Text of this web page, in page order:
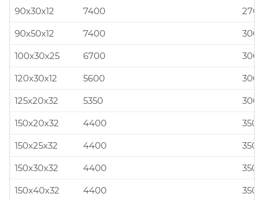
90x30x12
7400
90x50x12
7400
100x30x25
6700
120x30x12
5600
125x20x32
5350
150x20x32
4400
150x25x32
4400
150x30x32
4400
150x40x32
4400